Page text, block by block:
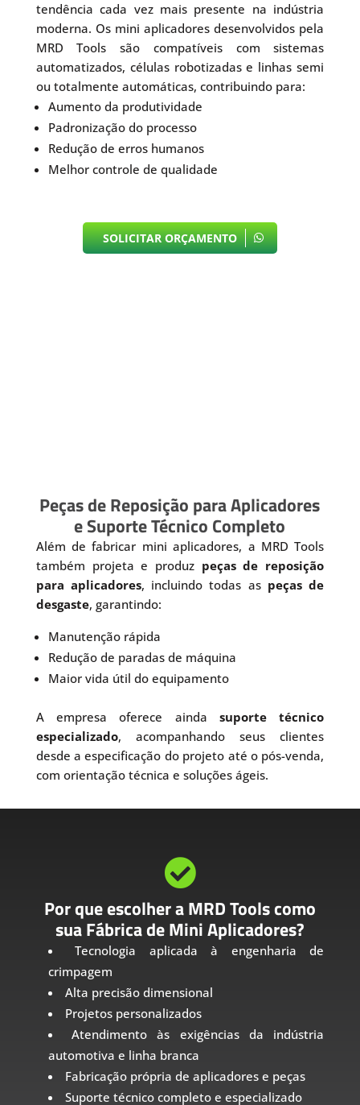
tendência cada vez mais presente na indústria
moderna. Os mini aplicadores desenvolvidos pela
MRD Tools são compatíveis com sistemas
automatizados, células robotizadas e linhas semi
ou totalmente automáticas, contribuindo para:
Aumento da produtividade
Padronização do processo
Redução de erros humanos
Melhor controle de qualidade
SOLICITAR ORÇAMENTO
Peças de Reposição para Aplicadores
e Suporte Técnico Completo
Além de fabricar mini aplicadores, a MRD Tools
também projeta e produz peças de reposição
para aplicadores, incluindo todas as peças de
desgaste, garantindo:
Manutenção rápida
Redução de paradas de máquina
Maior vida útil do equipamento
A empresa oferece ainda suporte técnico
especializado, acompanhando seus clientes
desde a especificação do projeto até o pós-venda,
com orientação técnica e soluções ágeis.

Por que escolher a MRD Tools como
sua Fábrica de Mini Aplicadores?
Tecnologia aplicada à engenharia de
crimpagem
Alta precisão dimensional
Projetos personalizados
Atendimento às exigências da indústria
automotiva e linha branca
Fabricação própria de aplicadores e peças
Suporte técnico completo e especializado